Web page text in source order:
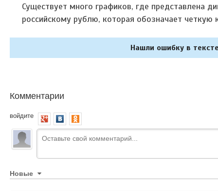
Существует много графиков, где представлена
российскому рублю, которая обозначает
Нашли ошибку в
Комментарии
войдите
Новые